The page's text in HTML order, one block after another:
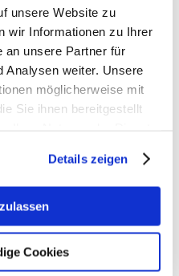
unsere Website zu
wir Informationen zu Ihrer
an unsere Partner für
Analysen weiter. Unsere
möglicherweise mit
Sie ihnen bereitgestellt
Details zeigen
Cookies
inkl. 19% MwSt.*
Deutschland inklusive)